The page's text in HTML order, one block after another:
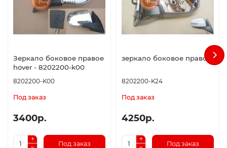
Зеркало боковое правое
hover - 8202200-k00
8202200-K00
Под заказ
3400р.
Под заказ
зеркало боковое правое
8202200-K24
Под заказ
4250р.
Под заказ